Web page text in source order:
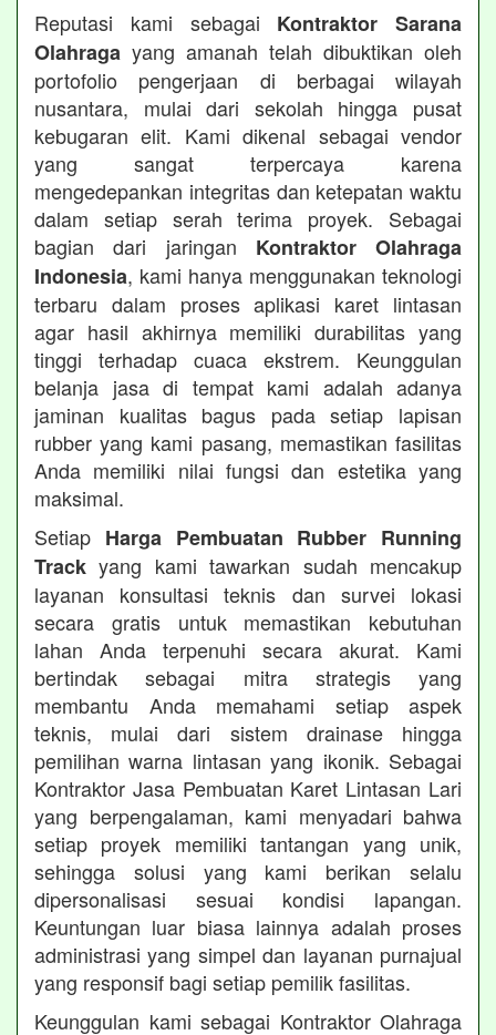
Reputasi kami sebagai Kontraktor Sarana
Olahraga yang amanah telah dibuktikan oleh
portofolio pengerjaan di berbagai wilayah
nusantara, mulai dari sekolah hingga pusat
kebugaran elit. Kami dikenal sebagai vendor
yang sangat terpercaya karena
mengedepankan integritas dan ketepatan waktu
dalam setiap serah terima proyek. Sebagai
bagian dari jaringan Kontraktor Olahraga
Indonesia, kami hanya menggunakan teknologi
terbaru dalam proses aplikasi karet lintasan
agar hasil akhirnya memiliki durabilitas yang
tinggi terhadap cuaca ekstrem. Keunggulan
belanja jasa di tempat kami adalah adanya
jaminan kualitas bagus pada setiap lapisan
rubber yang kami pasang, memastikan fasilitas
Anda memiliki nilai fungsi dan estetika yang
maksimal.
Setiap Harga Pembuatan Rubber Running
Track yang kami tawarkan sudah mencakup
layanan konsultasi teknis dan survei lokasi
secara gratis untuk memastikan kebutuhan
lahan Anda terpenuhi secara akurat. Kami
bertindak sebagai mitra strategis yang
membantu Anda memahami setiap aspek
teknis, mulai dari sistem drainase hingga
pemilihan warna lintasan yang ikonik. Sebagai
Kontraktor Jasa Pembuatan Karet Lintasan Lari
yang berpengalaman, kami menyadari bahwa
setiap proyek memiliki tantangan yang unik,
sehingga solusi yang kami berikan selalu
dipersonalisasi sesuai kondisi lapangan.
Keuntungan luar biasa lainnya adalah proses
administrasi yang simpel dan layanan purnajual
yang responsif bagi setiap pemilik fasilitas.
Keunggulan kami sebagai Kontraktor Olahraga